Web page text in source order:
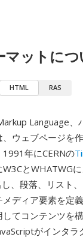
マットにつ
HTML RAS
Language、
ウェブページを
年にCERNの
とWHATWG
、段落、リスト、
ディア要素を定
てコンテンツを
がインタラ